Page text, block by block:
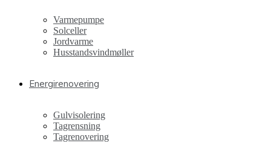
Varmepumpe
Solceller
Jordvarme
Husstandsvindmøller
Energirenovering
Gulvisolering
Tagrensning
Tagrenovering